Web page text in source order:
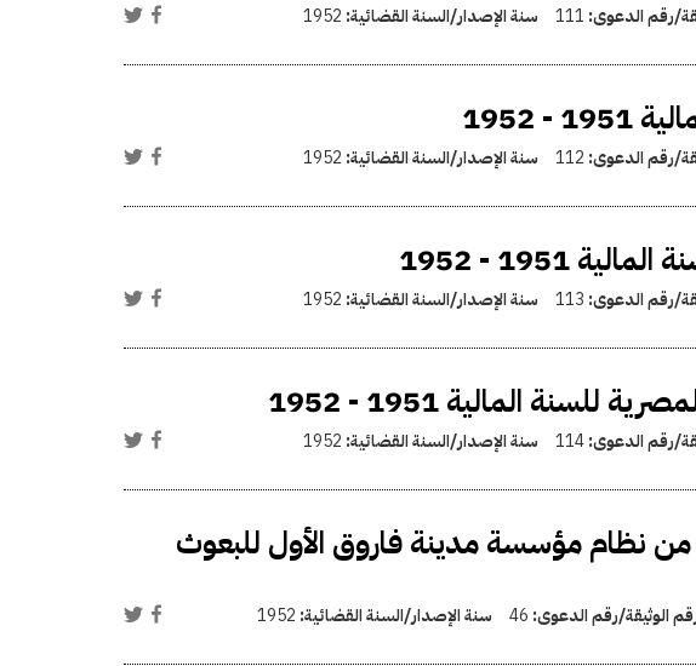
رقم الدعوى: 111 سنة الإصدار/السنة القضائية: 1952
- 1952
رقم الدعوى: 112 سنة الإصدار/السنة القضائية: 1952
1951 - 1952
رقم الدعوى: 113 سنة الإصدار/السنة القضائية: 1952
للسنة المالية 1951 - 1952
رقم الدعوى:114 سنة الإصدار/السنة القضائية: 1952
من نظام مؤسسة مدينة فاروق الأول للبعوث
الوثيقة/رقم الدعوى: 46 سنة الإصدار/السنة القضائية: 1952